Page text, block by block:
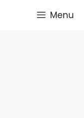
Menu